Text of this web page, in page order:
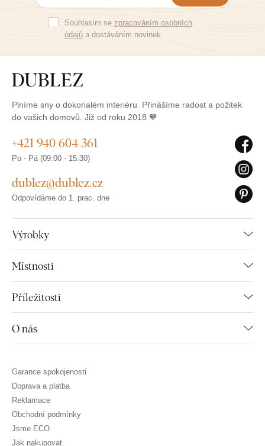
Souhlasím se zpracováním osobních
údajůa dostáváním novinek.
Plníme sny o dokonalém interiéru. Přinášíme radost a požitek
do vašich domovů. Již od roku 2018 🧡
Výrobky
Místnosti
Příležitosti
O nás
+421 940 604 361
Po - Pá (09:00 - 15:30)
dublez@dublez.cz
Odpovídáme do 1. prac. dne
Garance spokojenosti
Doprava a platba
Reklamace
Obchodní podmínky
Jsme ECO
Jak nakupovat